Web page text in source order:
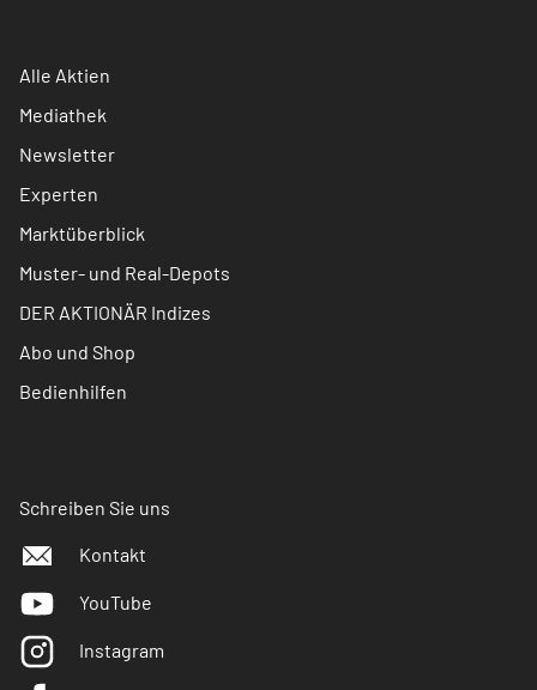
Alle Aktien
Mediathek
Newsletter
Experten
Marktüberblick
Muster- und Real-Depots
DER AKTIONÄR Indizes
Abo und Shop
Bedienhilfen
Schreiben Sie uns
Kontakt
YouTube
Instagram